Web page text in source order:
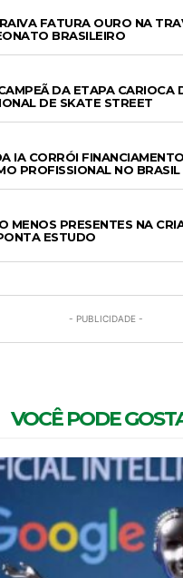
FATURA OURO NA
BRASILEIRO
DA ETAPA CARIOCA
DE SKATE STREET
IA CORRÓI
PROFISSIONAL NO BRASIL
MENOS PRESENTES NA
ESTUDO
- PUBLICIDADE -
VOCÊ PODE